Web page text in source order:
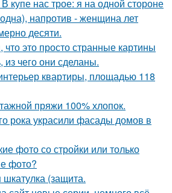
купе нас трое: я на одной стороне
напротив - женщина лет
десяти.
это просто странные картины
чего они сделаны.
квартиры, площадью 118
пряжи 100% хлопок.
рока украсили фасады домов в
фото со стройки или только
фото?
(защита.